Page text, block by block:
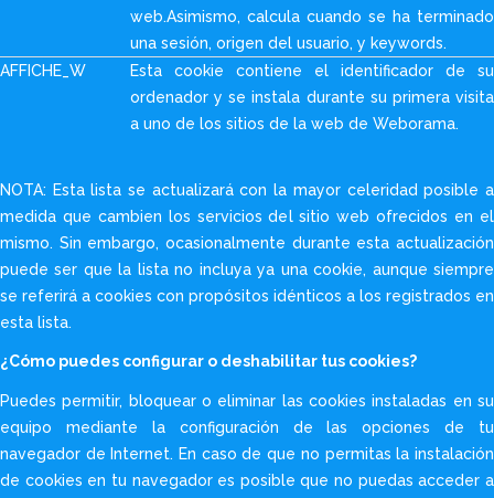
web.Asimismo, calcula cuando se ha terminado
una sesión, origen del usuario, y keywords.
AFFICHE_W
Esta cookie contiene el identificador de su
ordenador y se instala durante su primera visita
a uno de los sitios de la web de Weborama.
NOTA: Esta lista se actualizará con la mayor celeridad posible a
medida que cambien los servicios del sitio web ofrecidos en el
mismo. Sin embargo, ocasionalmente durante esta actualización
puede ser que la lista no incluya ya una cookie, aunque siempre
se referirá a cookies con propósitos idénticos a los registrados en
esta lista.
¿Cómo puedes configurar o deshabilitar tus cookies?
Puedes permitir, bloquear o eliminar las cookies instaladas en su
equipo mediante la configuración de las opciones de tu
navegador de Internet. En caso de que no permitas la instalación
de cookies en tu navegador es posible que no puedas acceder a